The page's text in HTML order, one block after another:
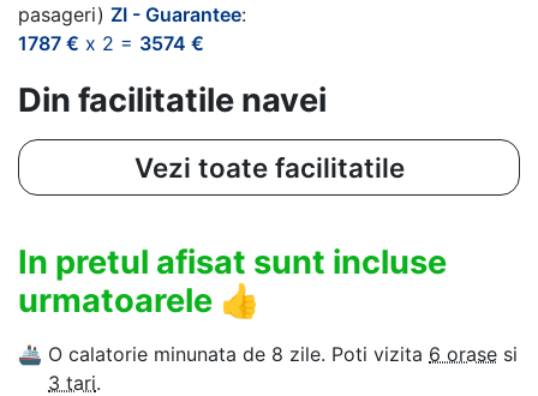
pasageri) ZI - Guarantee:
1787 € x 2 = 3574 €
Din facilitatile navei
Vezi toate facilitatile
In pretul afisat sunt incluse
urmatoarele 👍
🚢 O calatorie minunata de 8 zile. Poti vizita 6 orase si
3 tari.